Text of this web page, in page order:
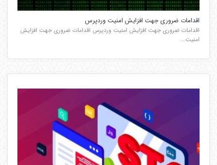
اقدامات ضروری جهت افزایش امنیت وردپرس
اقدامات ضروری جهت افزایش امنیت وردپرس اقدامات ضروری جهت افزایش
امنیت...